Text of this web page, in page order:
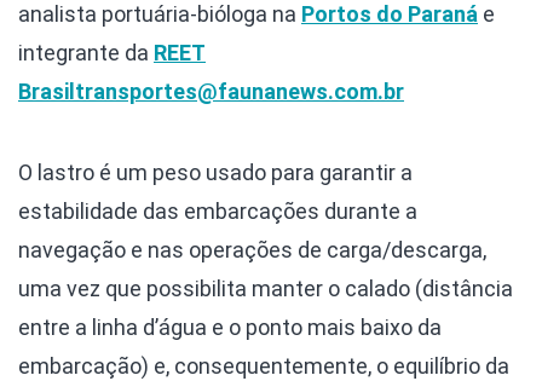
analista portuária-bióloga na Portos do Paraná e
integrante da REET
Brasil transportes@faunanews.com.br
O lastro é um peso usado para garantir a
estabilidade das embarcações durante a
navegação e nas operações de carga/descarga,
uma vez que possibilita manter o calado (distância
entre a linha d’água e o ponto mais baixo da
embarcação) e, consequentemente, o equilíbrio da